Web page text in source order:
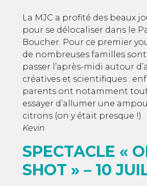
La MJC a profité des beaux
pour se délocaliser dans le
Boucher. Pour ce premier
de nombreuses familles
passer l’après-midi autour
créatives et scientifiques :
parents ont notamment
essayer d’allumer une
citrons (on y était presque !)
Kevin
SPECTACLE «
SHOT » – 10